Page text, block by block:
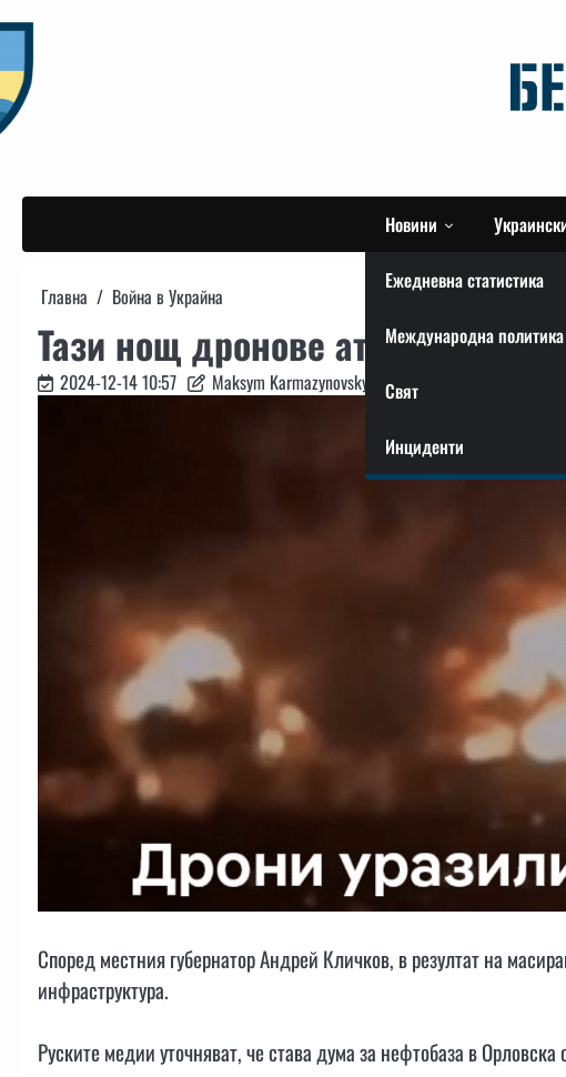
to
content
Новини
Ежедневна статистика
Международна политика
Свят
Инциденти
Главна Война в Украйна
Тази нощ дронове атакуваха
2024-12-14 10:57 Maksym Karmazynovskyi
Според местния губернатор Андрей Кличков, в резултат на
инфраструктура.
Руските медии уточняват, че става дума за нефтобаза в Орловска